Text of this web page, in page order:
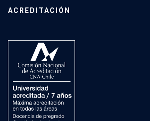
ACREDITACIÓN